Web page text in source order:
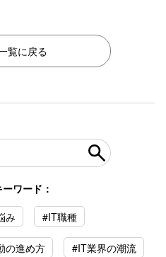
覧に戻る
ワード：
み #IT職種
の進め方 #IT業界の潮流